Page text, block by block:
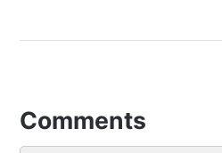
Comments